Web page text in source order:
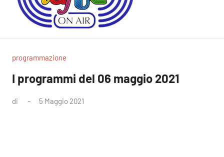
programmazione
I programmi del 06 maggio 2021
di 5 Maggio 2021